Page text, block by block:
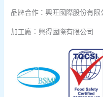
品牌合作：興旺國際股份有限
加工廠：興得國際有限公司